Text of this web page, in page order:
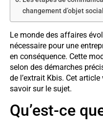
changement d’objet social
Le monde des affaires
nécessaire pour une
en conséquence. Cette
selon des démarches
de l’extrait Kbis. Cet
savoir sur le sujet.
Qu’est-ce